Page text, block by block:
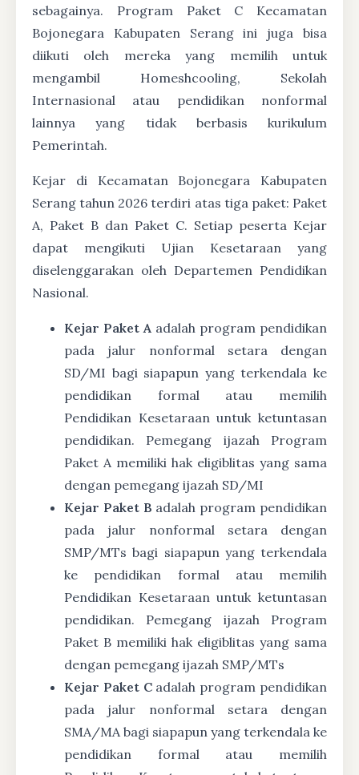
sebagainya. Program Paket C Kecamatan
Bojonegara Kabupaten Serang ini juga bisa
diikuti oleh mereka yang memilih untuk
mengambil Homeshcooling, Sekolah
Internasional atau pendidikan nonformal
lainnya yang tidak berbasis kurikulum
Pemerintah.
Kejar di Kecamatan Bojonegara Kabupaten
Serang tahun 2026 terdiri atas tiga paket: Paket
A, Paket B dan Paket C. Setiap peserta Kejar
dapat mengikuti Ujian Kesetaraan yang
diselenggarakan oleh Departemen Pendidikan
Nasional.
Kejar Paket A adalah program pendidikan
pada jalur nonformal setara dengan
SD/MI bagi siapapun yang terkendala ke
pendidikan formal atau memilih
Pendidikan Kesetaraan untuk ketuntasan
pendidikan. Pemegang ijazah Program
Paket A memiliki hak eligiblitas yang sama
dengan pemegang ijazah SD/MI
Kejar Paket B adalah program pendidikan
pada jalur nonformal setara dengan
SMP/MTs bagi siapapun yang terkendala
ke pendidikan formal atau memilih
Pendidikan Kesetaraan untuk ketuntasan
pendidikan. Pemegang ijazah Program
Paket B memiliki hak eligiblitas yang sama
dengan pemegang ijazah SMP/MTs
Kejar Paket Cadalah program pendidikan
pada jalur nonformal setara dengan
SMA/MA bagi siapapun yang terkendala ke
pendidikan formal atau memilih